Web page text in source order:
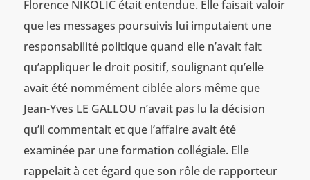
Florence NIKOLIC était entendue. Elle faisait valoir
que les messages poursuivis lui imputaient une
responsabilité politique quand elle n’avait fait
qu’appliquer le droit positif, soulignant qu’elle
avait été nommément ciblée alors même que
Jean-Yves LE GALLOU n’avait pas lu la décision
qu’il commentait et que l’affaire avait été
examinée par une formation collégiale. Elle
rappelait à cet égard que son rôle de rapporteur